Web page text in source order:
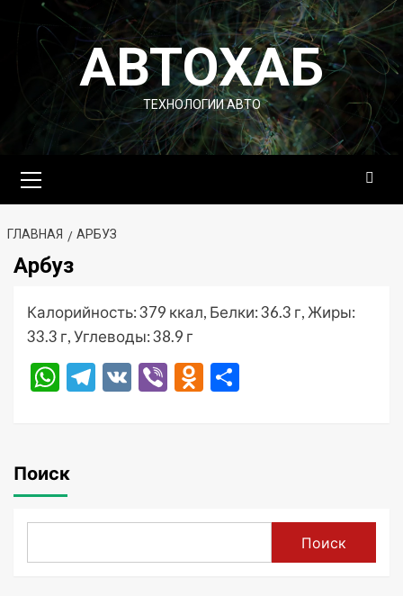
Перейти
содержимомуАВТОХАБ
ТЕХНОЛОГИИ АВТО
меню
ГЛАВНАЯ АРБУЗ
Арбуз
Калорийность: 379 ккал, Белки: 36.3 г, Жиры:
33.3 г, Углеводы: 38.9 г
WhatsApp
Telegram
VK ViberOdnoklassniki
Поиск
Поиск